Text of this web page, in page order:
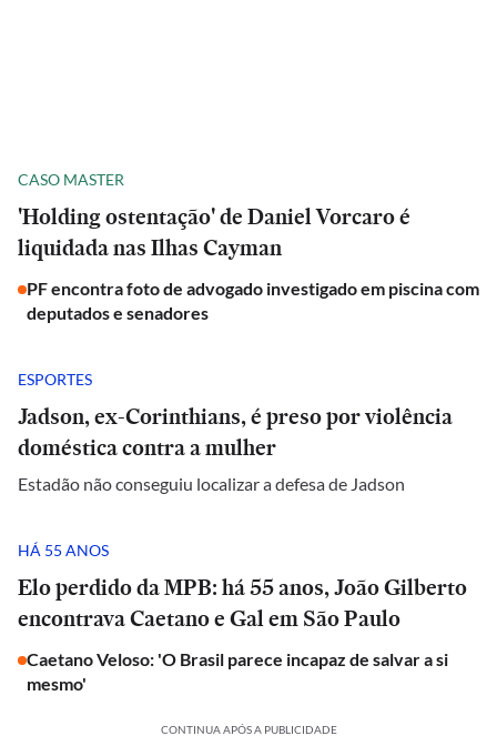
CASO MASTER
'Holding ostentação' de Daniel Vorcaro é
liquidada nas Ilhas Cayman
PF encontra foto de advogado investigado em piscina com
deputados e senadores
ESPORTES
Jadson, ex-Corinthians, é preso por violência
doméstica contra a mulher
Estadão não conseguiu localizar a defesa de Jadson
HÁ 55 ANOS
Elo perdido da MPB: há 55 anos, João Gilberto
encontrava Caetano e Gal em São Paulo
Caetano Veloso: 'O Brasil parece incapaz de salvar a si
mesmo'
CONTINUA APÓS A PUBLICIDADE